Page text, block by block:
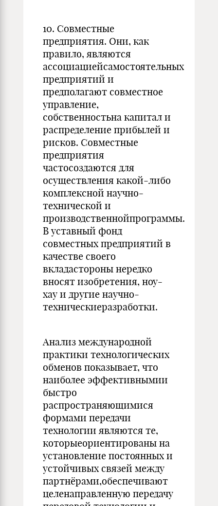
10. Совместные
предприятия. Они, как
правило, являются
ассоциациейсамостоятельных
предприятий и
предполагают совместное
управление,
собственностьна капитал и
распределение прибылей и
рисков. Совместные
предприятия
частосоздаются для
осуществления какой-либо
комплексной научно-
технической и
производственнойпрограммы.
В уставный фонд
совместных предприятий в
качестве своего
вкладастороны нередко
вносят изобретения, ноу-
хау и другие научно-
техническиеразработки.
Анализ международной
практики технологических
обменов показывает, что
наиболее эффективнымии
быстро
распространяющимися
формами передачи
технологии являются те,
которыеориентированы на
установление постоянных и
устойчивых связей между
партнёрами,обеспечивают
целенаправленную передачу